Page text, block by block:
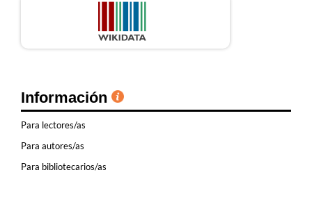
Información
Para lectores/as
Para autores/as
Para bibliotecarios/as